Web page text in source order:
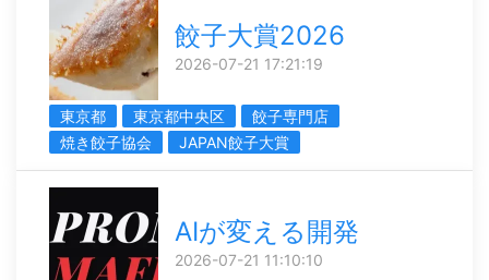
餃子大賞2026
2026-07-21 17:21:19
東京都 東京都中央区
餃子専門店
焼き餃子協会
JAPAN餃子大賞
AIが変える開発
2026-07-21 11:10:10